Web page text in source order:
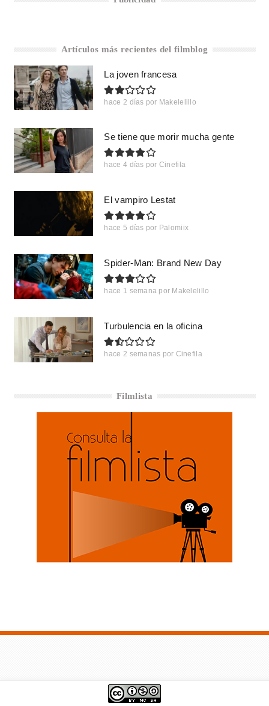
Artículos más recientes del filmblog
La joven francesa
hace 2 días por Makelelillo
Se tiene que morir mucha gente
hace 4 días por Cinefila
El vampiro Lestat
hace 5 días por Palomiix
Spider-Man: Brand New Day
hace 1 semana por Makelelillo
Turbulencia en la oficina
hace 2 semanas por Cinefila
Filmlista